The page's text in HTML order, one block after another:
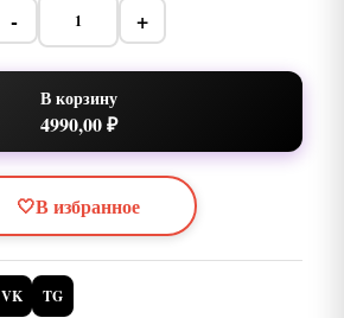
- +
В корзину
4990,00 ₽
🤍В избранное
VK TG